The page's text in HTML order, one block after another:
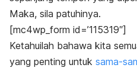
Maka, sila patuhinya.
[mc4wp_form id=’115319″]
Ketahuilah bahawa kita
yang penting untuk sama-